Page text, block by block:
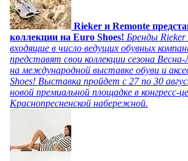
Rieker и Remonte
коллекции на Euro Shoes! Бренды Rieker
входящие в число ведущих обувных
представят свои коллекции сезона
на международной выставке обуви и
Shoes! Выставка пройдет c 27 по 30
новой премиальной площадке в
Краснопресненской набережной.